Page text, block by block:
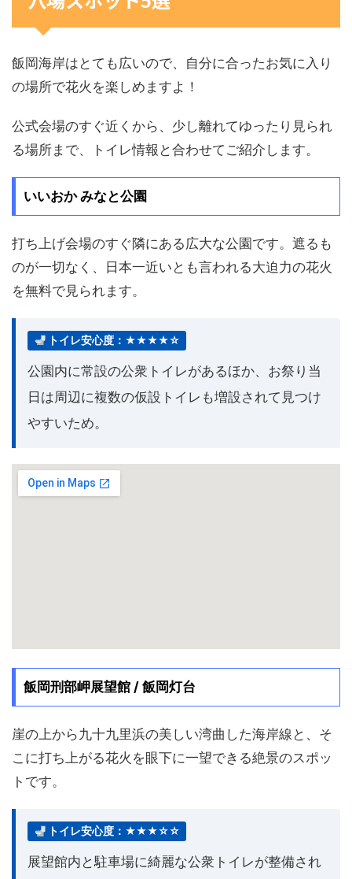
飯岡海岸はとても広いので、自分に合ったお気に入り
の場所で花火を楽しめますよ！
公式会場のすぐ近くから、少し離れてゆったり見られ
る場所まで、トイレ情報と合わせてご紹介します。
いいおか みなと公園
打ち上げ会場のすぐ隣にある広大な公園です。遮るも
のが一切なく、日本一近いとも言われる大迫力の花火
を無料で見られます。
トイレ安心度：★★★★☆
公園内に常設の公衆トイレがあるほか、お祭り当
日は周辺に複数の仮設トイレも増設されて見つけ
やすいため。
飯岡刑部岬展望館 / 飯岡灯台
崖の上から九十九里浜の美しい湾曲した海岸線と、そ
こに打ち上がる花火を眼下に一望できる絶景のスポッ
トです。
トイレ安心度：★★★☆☆
展望館内と駐車場に綺麗な公衆トイレが整備され